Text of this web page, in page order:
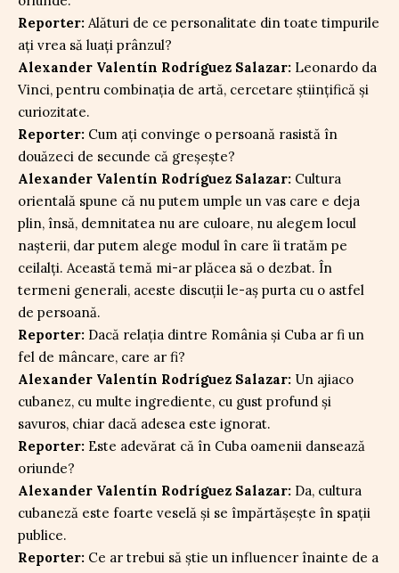
Reporter: Alături de ce personalitate din toate timpurile
ați vrea să luați prânzul?
Alexander Valentín Rodríguez Salazar: Leonardo da
Vinci, pentru combinația de artă, cercetare științifică și
curiozitate.
Reporter: Cum ați convinge o persoană rasistă în
douăzeci de secunde că greșește?
Alexander Valentín Rodríguez Salazar: Cultura
orientală spune că nu putem umple un vas care e deja
plin, însă, demnitatea nu are culoare, nu alegem locul
nașterii, dar putem alege modul în care îi tratăm pe
ceilalți. Această temă mi-ar plăcea să o dezbat. În
termeni generali, aceste discuții le-aș purta cu o astfel
de persoană.
Reporter: Dacă relația dintre România și Cuba ar fi un
fel de mâncare, care ar fi?
Alexander Valentín Rodríguez Salazar: Un ajiaco
cubanez, cu multe ingrediente, cu gust profund și
savuros, chiar dacă adesea este ignorat.
Reporter: Este adevărat că în Cuba oamenii dansează
oriunde?
Alexander Valentín Rodríguez Salazar: Da, cultura
cubaneză este foarte veselă și se împărtășește în spații
publice.
Reporter: Ce ar trebui să știe un influencer înainte de a